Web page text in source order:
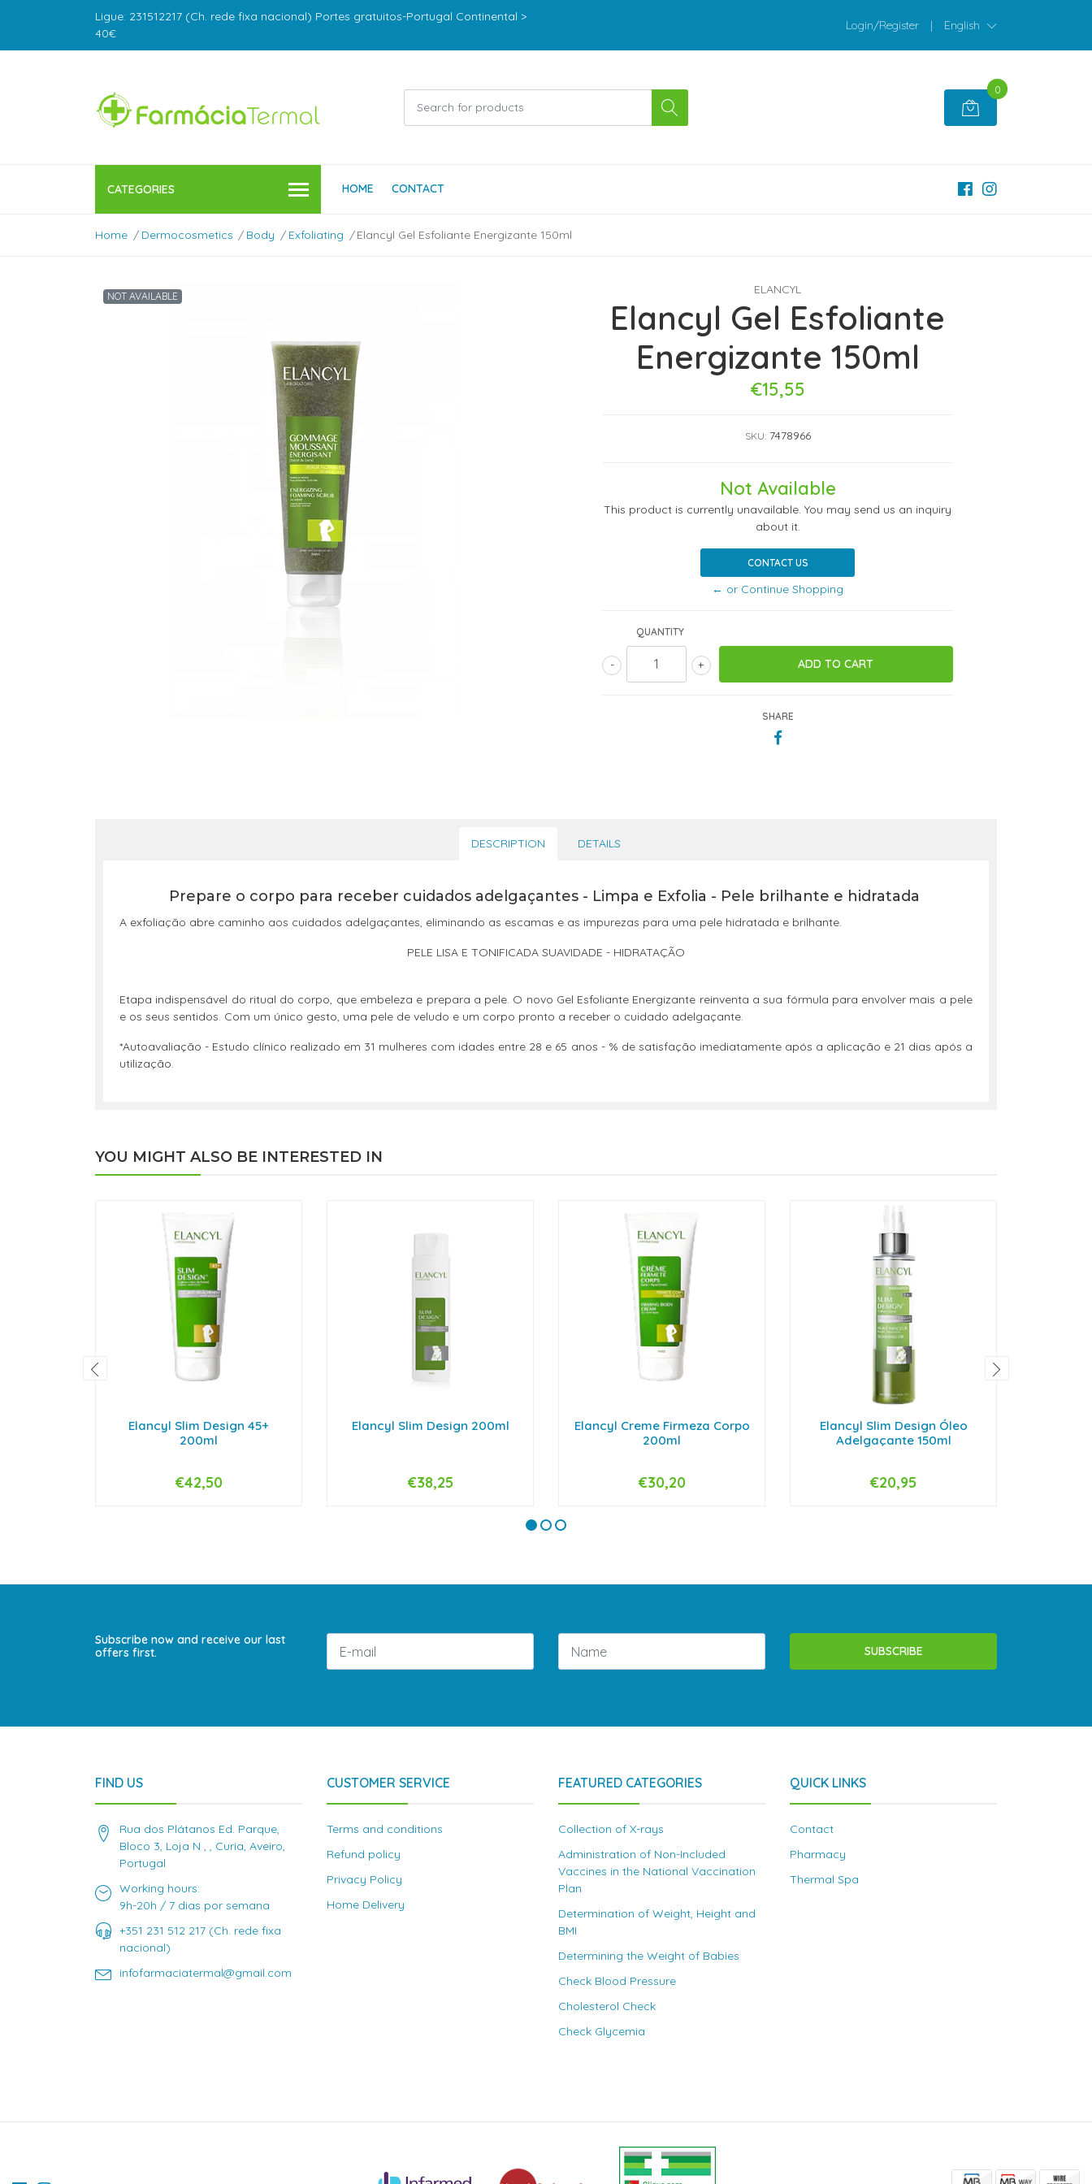
Ligue: 231512217 (Ch. rede fixa nacional) Portes gratuitos-Portugal Continental >
40€
Login/Register | English
0
CATEGORIES HOME CONTACT
Home Dermocosmetics Body Exfoliating Elancyl Gel Esfoliante Energizante 150ml
NOT AVAILABLE ELANCYL
Elancyl Gel Esfoliante
Energizante 150ml
€15,55
SKU: 7478966
Not Available
This product is currently unavailable. You may send us an inquiry
about it.
CONTACT US
← or Continue Shopping
QUANTITY
+
-
SHARE
DESCRIPTION DETAILS
Prepare o corpo para receber cuidados adelgaçantes - Limpa e Exfolia - Pele brilhante e hidratada
A exfoliação abre caminho aos cuidados adelgaçantes, eliminando as escamas e as impurezas para uma pele hidratada e brilhante.
PELE LISA E TONIFICADA SUAVIDADE - HIDRATAÇÃO
Etapa indispensável do ritual do corpo, que embeleza e prepara a pele. O novo Gel Esfoliante Energizante reinventa a sua fórmula para envolver mais a pele
e os seus sentidos. Com um único gesto, uma pele de veludo e um corpo pronto a receber o cuidado adelgaçante.
*Autoavaliação - Estudo clínico realizado em 31 mulheres com idades entre 28 e 65 anos - % de satisfação imediatamente após a aplicação e 21 dias após a
utilização.
YOU MIGHT ALSO BE INTERESTED IN
Elancyl Slim Design 45+
200ml
+
€42,50
Elancyl Slim Design 200ml
+
€38,25
Elancyl Creme Firmeza Corpo
200ml
+
€30,20
Elancyl Slim Design Óleo
Adelgaçante 150ml
+
€20,95
Subscribe now and receive our last
offers first.
SUBSCRIBE
FIND US
Rua dos Plátanos Ed. Parque,
Bloco 3, Loja N , , Curia, Aveiro,
Portugal
Working hours:
9h-20h / 7 dias por semana
+351 231 512 217 (Ch. rede fixa
nacional)
infofarmaciatermal@gmail.com
CUSTOMER SERVICE
Terms and conditions
Refund policy
Privacy Policy
Home Delivery
FEATURED CATEGORIES
Collection of X-rays
Administration of Non-Included
Vaccines in the National Vaccination
Plan
Determination of Weight, Height and
BMI
Determining the Weight of Babies
Check Blood Pressure
Cholesterol Check
Check Glycemia
QUICK LINKS
Contact
Pharmacy
Thermal Spa